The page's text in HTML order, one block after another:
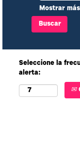
Mostrar
Seleccione la
alerta: